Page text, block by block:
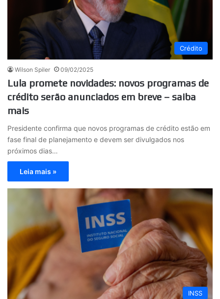
Crédito
Wilson Spiler 09/02/2025
Lula promete novidades: novos programas de
crédito serão anunciados em breve – saiba
mais
Presidente confirma que novos programas de crédito estão em
fase final de planejamento e devem ser divulgados nos
próximos dias…
Leia mais »
INSS